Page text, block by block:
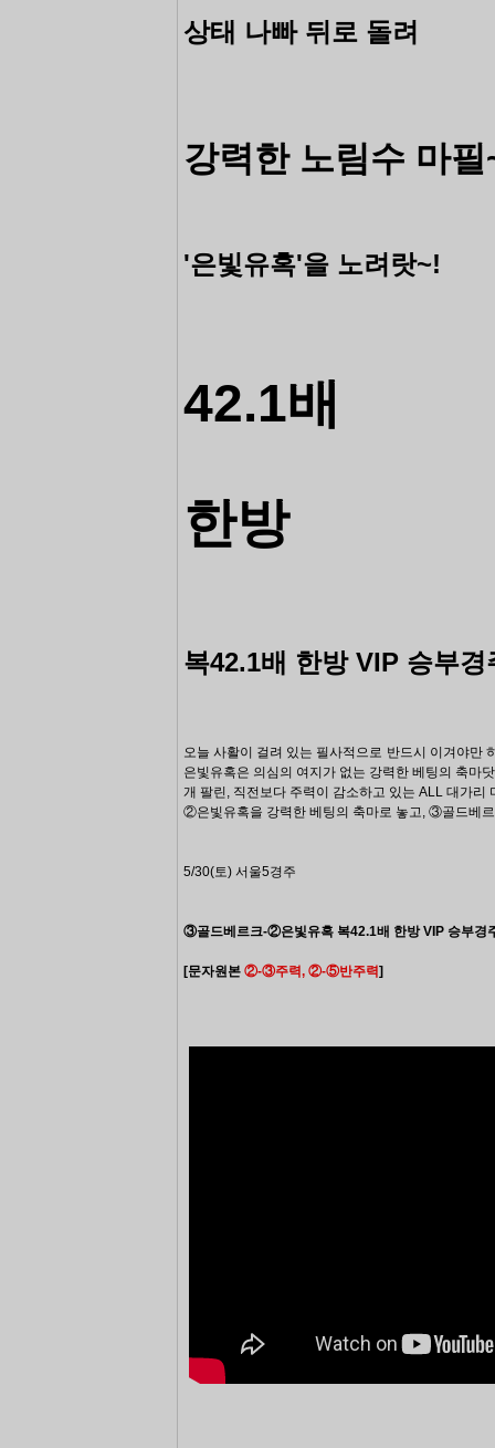
상태 나빠 뒤로 돌려
강력한 노림수 마필
'은빛유혹'을 노려랏~!
42.1배
한방
복42.1배 한방 VIP 승부
오늘 사활이 걸려 있는 필사적으로 반드시 이겨야만
은빛유혹은 의심의 여지가 없는 강력한 베팅의 축마
개 팔린, 직전보다 주력이 감소하고 있는 ALL 대가
②은빛유혹을 강력한 베팅의 축마로 놓고, ③골드베
5/30(토) 서울5경주
③골드베르크-②은빛유혹 복42.1배 한방 VIP 승부경
[문자원본 ②-③주력, ②-⑤반주력]